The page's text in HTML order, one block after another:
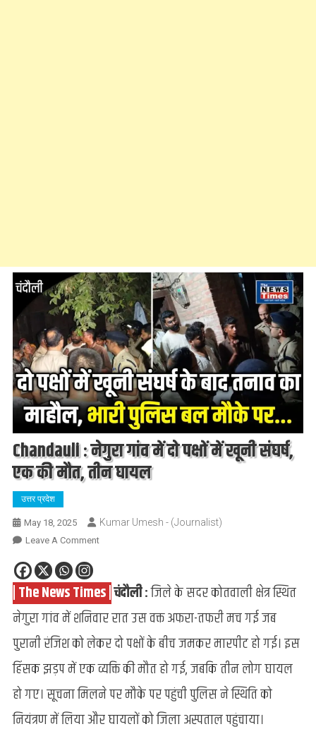
Chandauli : नेगुरा गांव में दो पक्षों में खूनी संघर्ष,
एक की मौत, तीन घायल
उत्तर प्रदेश
May 18, 2025 Kumar Umesh - (Journalist)
Leave A CommentOn
नेगुरा
गांव
में
दो
में
खूनी
संघर्ष,
एक
| The News Times | चंदौली :जिले के सदर कोतवाली क्षेत्र स्थित
नेगुरा गांव में शनिवार रात उस वक्त अफरा-तफरी मच गई जब
पुरानी रंजिश को लेकर दो पक्षों के बीच जमकर मारपीट हो गई। इस
हिंसक झड़प में एक व्यक्ति की मौत हो गई, जबकि तीन लोग घायल
हो गए। सूचना मिलने पर मौके पर पहुंची पुलिस ने स्थिति को
नियंत्रण में लिया और घायलों को जिला अस्पताल पहुंचाया।